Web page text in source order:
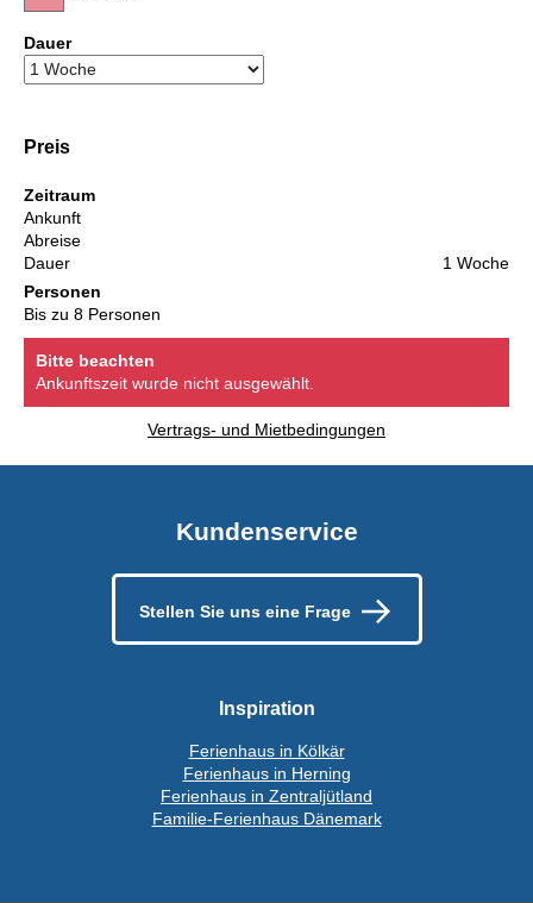
Dauer
Preis
Zeitraum
Ankunft
Abreise
Dauer
1 Woche
Personen
Bis zu 8 Personen
Bitte beachten
Ankunftszeit wurde nicht ausgewählt.
Vertrags- und Mietbedingungen
Kundenservice
Stellen Sie uns eine Frage
Inspiration
Ferienhaus in Kölkär
Ferienhaus in Herning
Ferienhaus in Zentraljütland
Familie-Ferienhaus Dänemark